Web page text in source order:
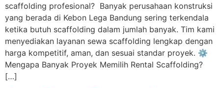
scaffolding profesional? Banyak perusahaan konstruksi
yang berada di Kebon Lega Bandung sering terkendala
ketika butuh scaffolding dalam jumlah banyak. Tim kami
menyediakan layanan sewa scaffolding lengkap dengan
harga kompetitif, aman, dan sesuai standar proyek. ⚙️
Mengapa Banyak Proyek Memilih Rental Scaffolding?
[…]